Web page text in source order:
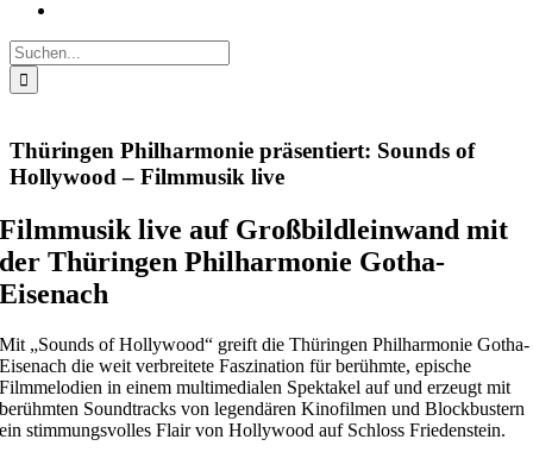
Suche
nach:
Thüringen Philharmonie präsentiert: Sounds of
Hollywood – Filmmusik live
Filmmusik live auf Großbildleinwand mit
der Thüringen Philharmonie Gotha-
Eisenach
Mit „Sounds of Hollywood“ greift die Thüringen Philharmonie Gotha-
Eisenach die weit verbreitete Faszination für berühmte, epische
Filmmelodien in einem multimedialen Spektakel auf und erzeugt mit
berühmten Soundtracks von legendären Kinofilmen und Blockbustern
ein stimmungsvolles Flair von Hollywood auf Schloss Friedenstein.